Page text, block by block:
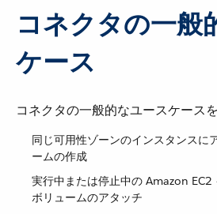
コネクタの一般
ケース
コネクタの一般的なユースケース
同じ可用性ゾーンのインスタンスに
ームの作成
実行中または停止中の Amazon EC2
ボリュームのアタッチ